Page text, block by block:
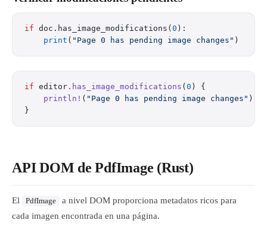
if doc.has_image_modifications( 0 ):
    print
( "Page 0 has pending image changes" )
if editor . has_image_modifications ( 0 ) {
    println!
( "Page 0 has pending image changes" );
}
API DOM de PdfImage (Rust)
El PdfImage
a nivel DOM proporciona metadatos ricos para
cada imagen encontrada en una página.